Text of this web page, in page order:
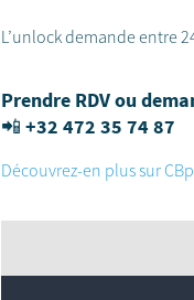
L’unlock demande entre
Prendre RDV ou
📲 +32 472 35 74 87
Découvrez-en plus sur